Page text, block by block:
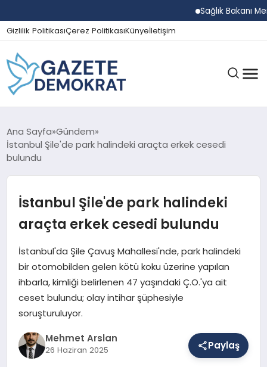
Sağlık Bakanı
Gizlilik PolitikasıÇerez PolitikasıKünyeİletişim
GÜNDEM
EKONOMI
MAGAZIN
EĞITIM
Ana Sayfa Gündem
İstanbul Şile'de park halindeki araçta erkek cesedi
bulundu
İstanbul Şile'de park halindeki
araçta erkek cesedi bulundu
İstanbul'da Şile Çavuş Mahallesi'nde, park halindeki
bir otomobilden gelen kötü koku üzerine yapılan
ihbarla, kimliği belirlenen 47 yaşındaki Ç.O.'ya ait
ceset bulundu; olay intihar şüphesiyle
soruşturuluyor.
Mehmet Arslan
26 Haziran 2025 Paylaş